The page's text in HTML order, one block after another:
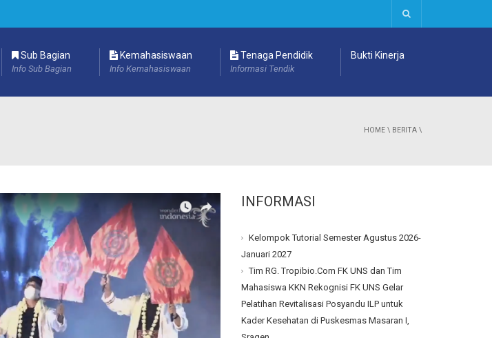
Sub Bagian
Info Sub Bagian
Kemahasiswaan
Info Kemahasiswaan
Tenaga Pendidik
Informasi Tendik
Bukti Kinerja
HOME \ BERITA \
INFORMASI
Kelompok Tutorial Semester Agustus 2026-
Januari 2027
Tim RG. Tropibio.Com FK UNS dan Tim
Mahasiswa KKN Rekognisi FK UNS Gelar
Pelatihan Revitalisasi Posyandu ILP untuk
Kader Kesehatan di Puskesmas Masaran I,